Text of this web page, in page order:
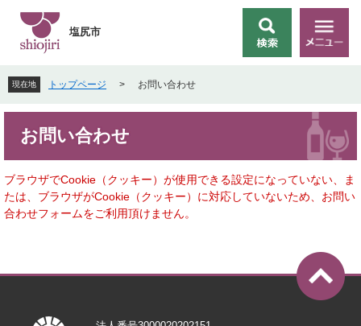
先
頭
で
を
飛
ば
本
文
へ
索
メ
ニ
塩尻市
現在地 トップページ > お問い合わせ
お問い合わせ
ブラウザでCookie（クッキー）が使用できる設定になっていない、ま
たは、ブラウザがCookie（クッキー）に対応していないため、お問い
合わせフォームをご利用頂けません。